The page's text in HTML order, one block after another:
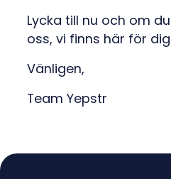
Lycka till nu och om
oss, vi finns här för
Vänligen,
Team Yepstr